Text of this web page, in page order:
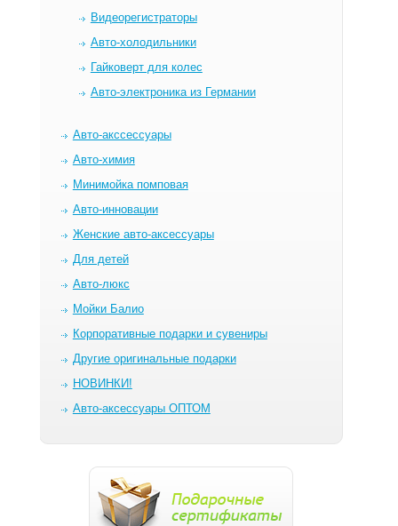
Видеорегистраторы
Авто-холодильники
Гайковерт для колес
Авто-электроника из Германии
Авто-акссессуары
Авто-химия
Минимойка помповая
Авто-инновации
Женские авто-аксессуары
Для детей
Авто-люкс
Мойки Балио
Корпоративные подарки и сувениры
Другие оригинальные подарки
НОВИНКИ!
Авто-аксессуары ОПТОМ